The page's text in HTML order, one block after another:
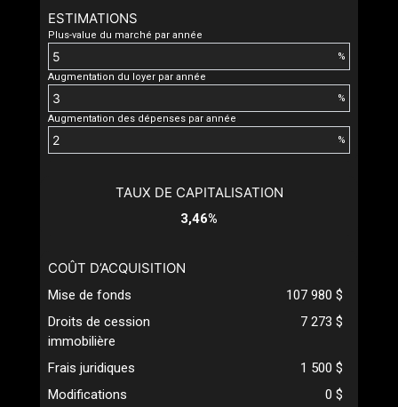
ESTIMATIONS
Plus-value du marché par année
%
Augmentation du loyer par année
%
Augmentation des dépenses par année
%
TAUX DE CAPITALISATION
3,46%
COÛT D’ACQUISITION
Mise de fonds
107 980 $
Droits de cession
immobilière
7 273 $
Frais juridiques
1 500 $
Modifications
0 $